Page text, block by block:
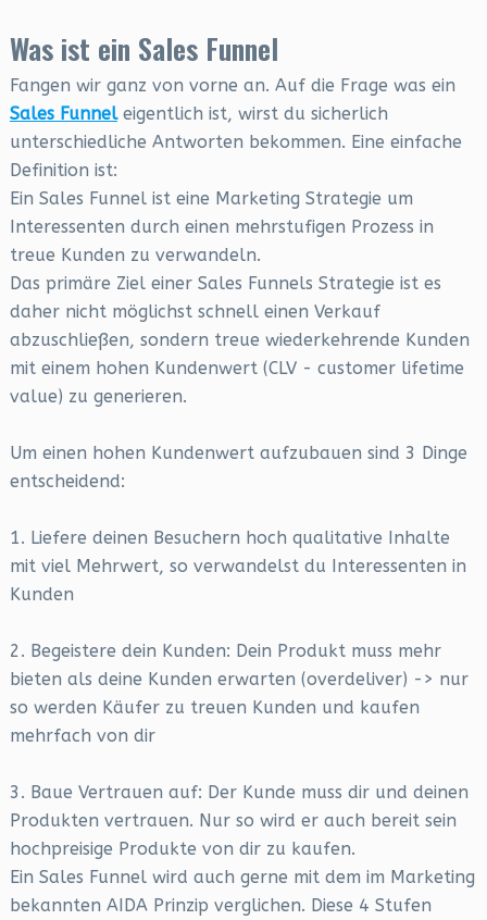
Was ist ein Sales Funnel
Fangen wir ganz von vorne an. Auf die Frage was ein
Sales Funneleigentlich ist, wirst du sicherlich
unterschiedliche Antworten bekommen. Eine einfache
Definition ist:
Ein Sales Funnel ist eine Marketing Strategie um
Interessenten durch einen mehrstufigen Prozess in
treue Kunden zu verwandeln.
Das primäre Ziel einer Sales Funnels Strategie ist es
daher nicht möglichst schnell einen Verkauf
abzuschließen, sondern treue wiederkehrende Kunden
mit einem hohen Kundenwert (CLV - customer lifetime
value) zu generieren.
Um einen hohen Kundenwert aufzubauen sind 3 Dinge
entscheidend:
1. Liefere deinen Besuchern hoch qualitative Inhalte
mit viel Mehrwert, so verwandelst du Interessenten in
Kunden
2. Begeistere dein Kunden: Dein Produkt muss mehr
bieten als deine Kunden erwarten (overdeliver) -> nur
so werden Käufer zu treuen Kunden und kaufen
mehrfach von dir
3. Baue Vertrauen auf: Der Kunde muss dir und deinen
Produkten vertrauen. Nur so wird er auch bereit sein
hochpreisige Produkte von dir zu kaufen.
Ein Sales Funnel wird auch gerne mit dem im Marketing
bekannten AIDA Prinzip verglichen. Diese 4 Stufen